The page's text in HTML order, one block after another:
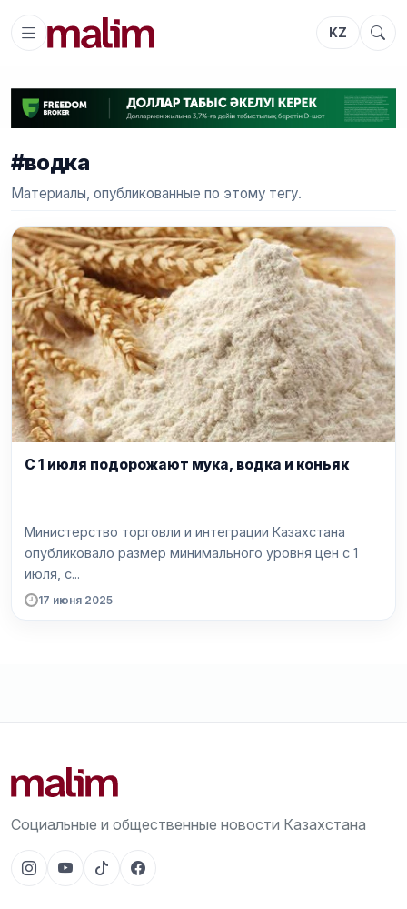
KZ
#водка
Материалы, опубликованные по этому тегу.
С 1 июля подорожают мука, водка и коньяк
Министерство торговли и интеграции Казахстана
опубликовало размер минимального уровня цен с 1
июля, с...
17 июня 2025
Социальные и общественные новости Казахстана